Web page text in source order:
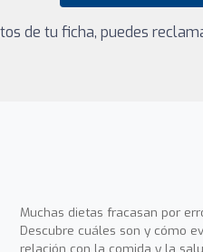
de tu ficha, puedes
Muchas dietas fracasan por
Descubre cuáles son y cómo
relación con la comida y la